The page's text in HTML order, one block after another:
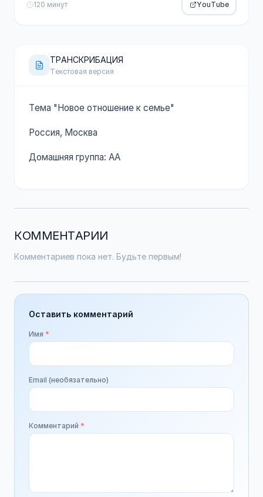
120 минут YouTube
ТРАНСКРИБАЦИЯ
Текстовая версия
Тема "Новое отношение к семье"
Россия, Москва
Домашняя группа: АА
КОММЕНТАРИИ
Комментариев пока нет. Будьте первым!
Оставить комментарий
Имя *
Email (необязательно)
Комментарий *